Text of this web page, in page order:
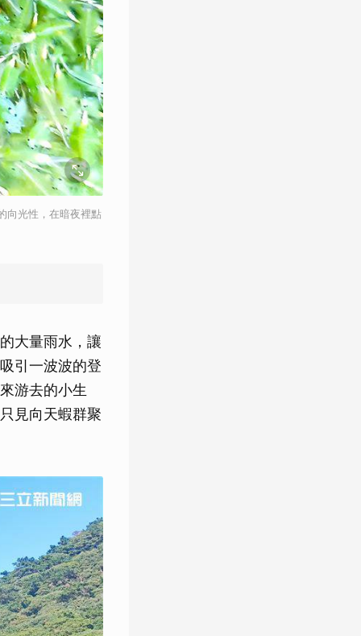
向光性，在暗夜裡點
大量雨水，讓
引一波波的登
游去的小生
見向天蝦群聚